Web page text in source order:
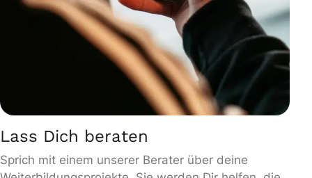
Lass Dich beraten
Sprich mit einem unserer Berater über deine